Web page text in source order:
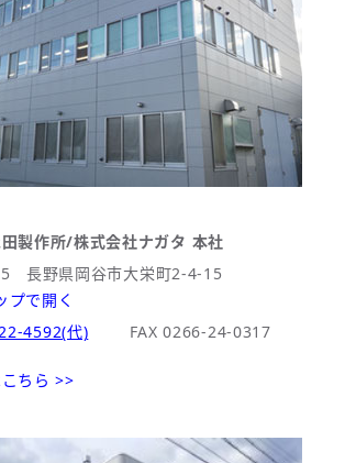
製作所/株式会社ナガタ 本社
長野県岡谷市大栄町2-4-15
プで開く
4592(代) FAX 0266-24-0317
ちら >>